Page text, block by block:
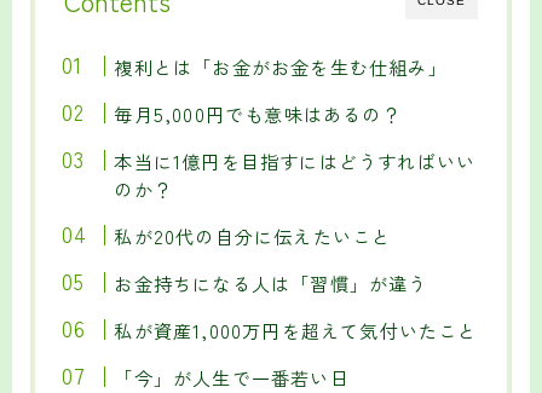
複利とは「お金がお金を生む仕組み」
毎月5,000円でも意味はあるの？
本当に1億円を目指すにはどうすればいい
のか？
私が20代の自分に伝えたいこと
お金持ちになる人は「習慣」が違う
私が資産1,000万円を超えて気付いたこと
「今」が人生で一番若い日